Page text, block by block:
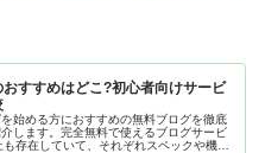
すすめはどこ?初心者向けサービ
始める方におすすめの無料ブログを徹底
します。完全無料で使えるブログサービ
存在していて、それぞれスペックや機能